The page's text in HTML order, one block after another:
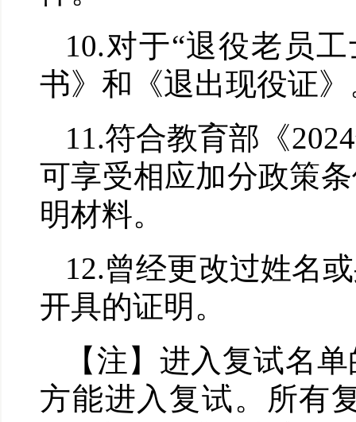
10.对于“退役老员
书》和《退出现役证
11.符合教育部《2024
可享受相应加分政策
明材料。
12.曾经更改过姓名
开具的证明。
【注】进入复试名
方能进入复试。所有